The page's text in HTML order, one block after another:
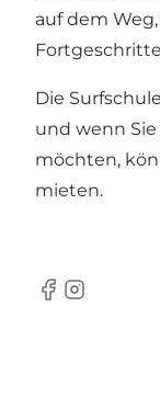
auf dem
Die
und wenn
möchten,
mieten.
Facebook
Instagram